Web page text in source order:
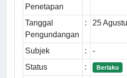
Penetapan
Tanggal
Pengundangan
: 25
Subjek :
-
Status
: Berlaku